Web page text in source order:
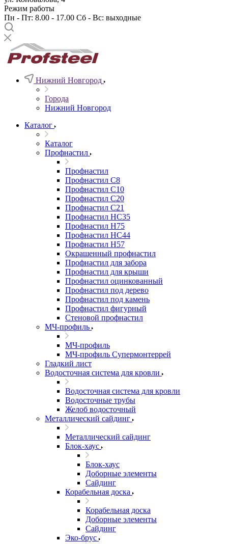
Режим работы
Пн - Пт: 8.00 - 17.00 Сб - Вс: выходные
Нижний Новгород
Города
Нижний Новгород
Каталог
Каталог
Профнастил
Профнастил
Профнастил С8
Профнастил С10
Профнастил С20
Профнастил С21
Профнастил НС35
Профнастил Н75
Профнастил HC44
Профнастил Н57
Окрашенный профнастил
Профнастил для забора
Профнастил для крыши
Профнастил оцинкованный
Профнастил под дерево
Профнастил под камень
Профнастил фигурный
Стеновой профнастил
МЧ-профиль
МЧ-профиль
МЧ-профиль Супермонтеррей
Гладкий лист
Водосточная система для кровли
Водосточная система для кровли
Водосточные трубы
Желоб водосточный
Металлический сайдинг
Металлический сайдинг
Блок-хаус
Блок-хаус
Доборные элементы
Сайдинг
Корабельная доска
Корабельная доска
Доборные элементы
Сайдинг
Эко-брус